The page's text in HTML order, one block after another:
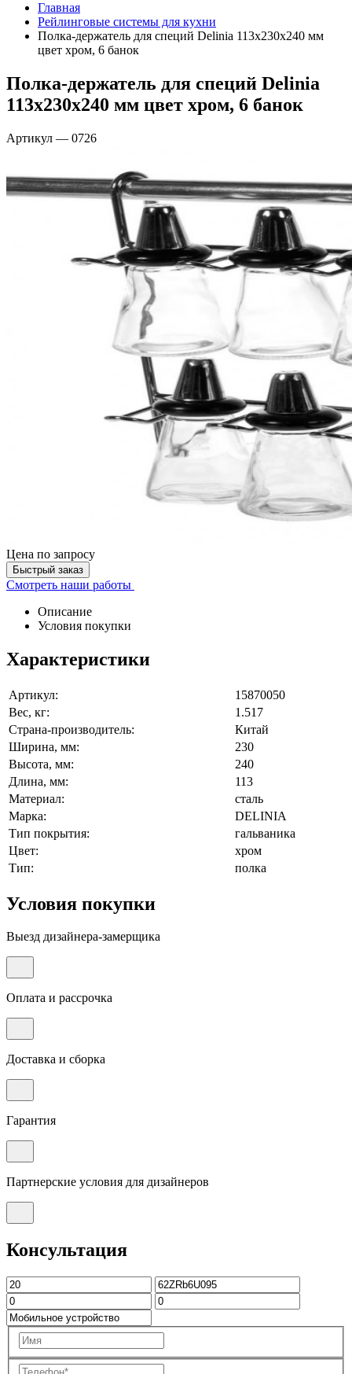
Главная
Рейлинговые системы для кухни
Полка-держатель для специй Delinia 113х230х240 мм
цвет хром, 6 банок
Полка-держатель для специй Delinia
113х230х240 мм цвет хром, 6 банок
Артикул — 0726
Цена по запросу
Быстрый заказ
Смотреть наши работы
Описание
Условия покупки
Характеристики
Артикул:
15870050
Вес, кг:
1.517
Страна-производитель:
Китай
Ширина, мм:
230
Высота, мм:
240
Длина, мм:
113
Материал:
сталь
Марка:
DELINIA
Тип покрытия:
гальваника
Цвет:
хром
Тип:
полка
Условия покупки
Выезд дизайнера-замерщика
Оплата и рассрочка
Доставка и сборка
Гарантия
Партнерские условия для дизайнеров
Консультация